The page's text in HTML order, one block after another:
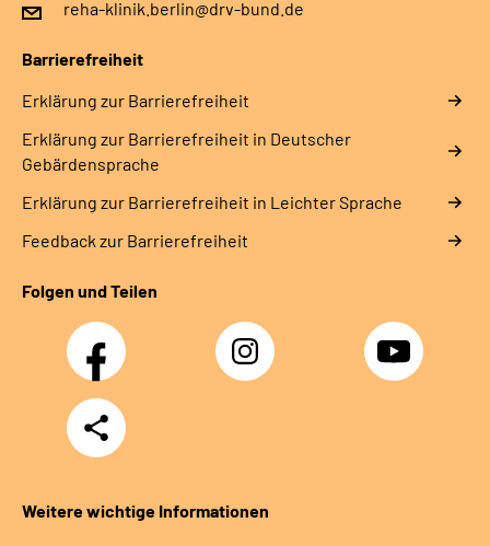
reha-klinik.berlin@drv-bund.de
Barrierefreiheit
Erklärung zur Barrierefreiheit
Erklärung zur Barrierefreiheit in Deutscher
Gebärdensprache
Erklärung zur Barrierefreiheit in Leichter Sprache
Feedback zur Barrierefreiheit
Folgen und Teilen
Facebook Instagram YouTube
Teilen
Weitere wichtige Informationen